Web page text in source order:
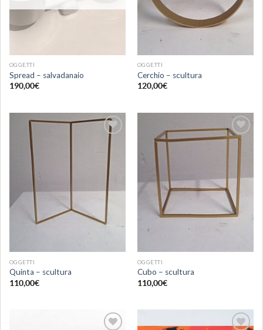
OGGETTI
Spread – salvadanaio
190,00€
OGGETTI
Cerchio – scultura
120,00€
Aggiungi
alla lista
dei
desideri
OGGETTI
Quinta – scultura
110,00€
Aggiungi
alla lista
desideri
OGGETTI
Cubo – scultura
110,00€